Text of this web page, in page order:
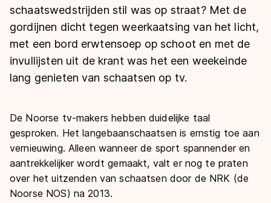
Marathon
Langebaan
Inlineskaten
Schoonrijden
Natuurijs
Uitslagen
Langebaan
Shorttrack
Inlineskaten
Kunstschaatsen
Tijden & historie
Historie & statistiek
Inschrijven wedstrijden
Algemene Nederlandse Schaatstijd
Deze zomer de weg op
Waar kan ik schaatsen en skaten?
Schaatsfans
Alles voor jou als schaatsfan
Evenementen
Olympische Spelen
schaatswedstrijden stil was op straat? Met de
gordijnen dicht tegen weerkaatsing van het licht,
met een bord erwtensoep op schoot en met de
invullijsten uit de krant was het een weekeinde
lang genieten van schaatsen op tv.
De Noorse tv-makers hebben duidelijke taal
gesproken. Het langebaanschaatsen is ernstig toe aan
vernieuwing. Alleen wanneer de sport spannender en
aantrekkelijker wordt gemaakt, valt er nog te praten
over het uitzenden van schaatsen door de NRK (de
Noorse NOS) na 2013.